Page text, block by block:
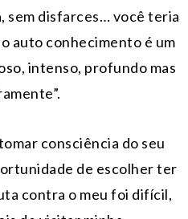
sem disfarces… você teria
auto conhecimento é um
intenso, profundo mas
consciência do seu
de escolher ter
contra o meu foi difícil,